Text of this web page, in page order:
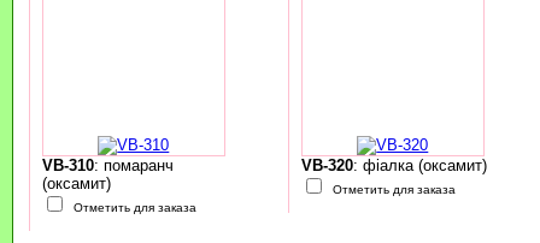
VB-310: помаранч
(оксамит)
Отметить для заказа
VB-320: фіалка (оксамит)
Отметить для заказа